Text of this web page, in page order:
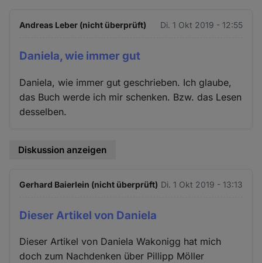
Andreas Leber (nicht überprüft) Di. 1 Okt 2019 - 12:55
Daniela, wie immer gut
Daniela, wie immer gut geschrieben. Ich glaube,
das Buch werde ich mir schenken. Bzw. das Lesen
desselben.
Diskussion anzeigen
Gerhard Baierlein (nicht überprüft) Di. 1 Okt 2019 - 13:13
Dieser Artikel von Daniela
Dieser Artikel von Daniela Wakonigg hat mich
doch zum Nachdenken über Pillipp Möller